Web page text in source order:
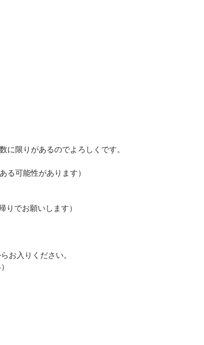
限りがあるのでよろしくです。
可能性があります）
でお願いします）
お入りください。